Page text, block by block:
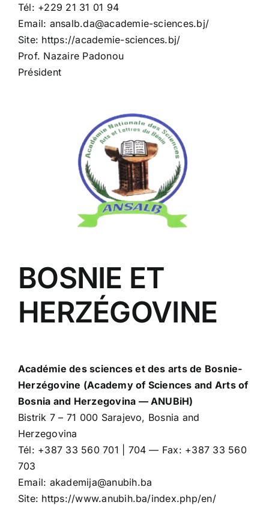
Tél: +229 21 31 01 94
Email: ansalb.da@academie-sciences.bj/
Site: https://academie-sciences.bj/
Prof. Nazaire Padonou
Président
BOSNIE ET
HERZÉGOVINE
Académie des sciences et des arts de Bosnie-
Herzégovine (Academy of Sciences and Arts of
Bosnia and Herzegovina — ANUBiH)
Bistrik 7 – 71 000 Sarajevo, Bosnia and
Herzegovina
Tél: +387 33 560 701 | 704 — Fax: +387 33 560
703
Email: akademija@anubih.ba
Site: https://www.anubih.ba/index.php/en/